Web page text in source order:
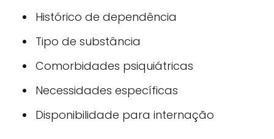
Histórico de dependência
Tipo de substância
Comorbidades psiquiátricas
Necessidades específicas
Disponibilidade para internação